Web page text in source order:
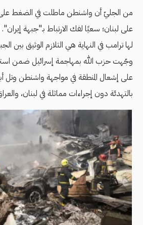
من الجليّ أن واشنطن ماطلت في الضغط على
على لبنان؛ سعيًا لفك الارتباط بـ"جبهة
لها ترامب في النهاية هي التلازم الوثيق بين
وجّهت حزب الله بمهاجمة إسرائيل ضمن
على إشعال المنطقة في مواجهة واشنطن وتل
بالتهدئة دون إجراءات مماثلة في لبنان،